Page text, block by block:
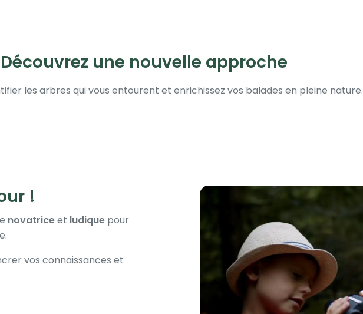
Découvrez une nouvelle approche
les arbres qui vous entourent et enrichissez vos balades en pleine nature.
!
novatriceet ludique pour
vos connaissances et